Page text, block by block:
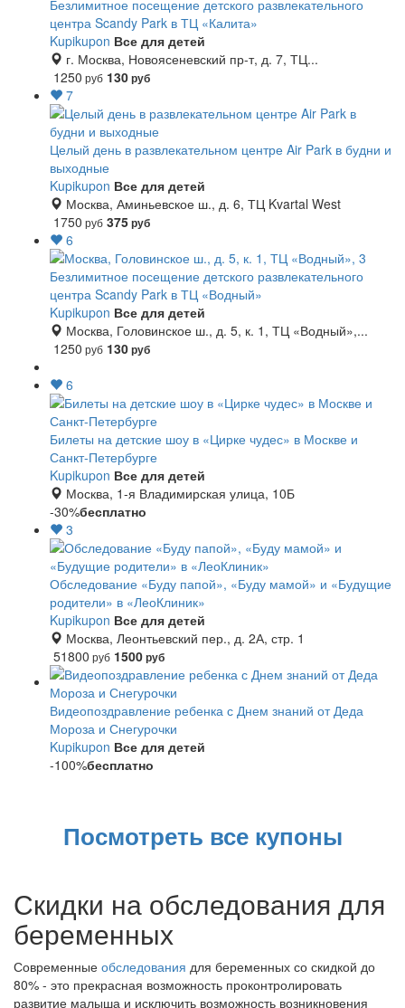
Безлимитное посещение детского развлекательного
центра Scandy Park в ТЦ «Калита»
Kupikupon Все для детей
г. Москва, Новоясеневский пр-т, д. 7, ТЦ...
1250 руб 130руб
7
Целый день в развлекательном центре Air Park в будни и
выходные
Kupikupon Все для детей
Москва, Аминьевское ш., д. 6, ТЦ Kvartal West
1750 руб 375руб
6
Безлимитное посещение детского развлекательного
центра Scandy Park в ТЦ «Водный»
Kupikupon Все для детей
Москва, Головинское ш., д. 5, к. 1, ТЦ «Водный»,...
1250 руб 130руб
6
Билеты на детские шоу в «Цирке чудес» в Москве и
Санкт-Петербурге
Kupikupon Все для детей
Москва, 1-я Владимирская улица, 10Б
-30%бесплатно
3
Обследование «Буду папой», «Буду мамой» и «Будущие
родители» в «ЛеоКлиник»
Kupikupon Все для детей
Москва, Леонтьевский пер., д. 2А, стр. 1
51800 руб 1500руб
Видеопоздравление ребенка с Днем знаний от Деда
Мороза и Снегурочки
Kupikupon Все для детей
-100%бесплатно
Посмотреть все купоны
Скидки на обследования для
беременных
Современные обследования для беременных со скидкой до
80% - это прекрасная возможность проконтролировать
развитие малыша и исключить возможность возникновения